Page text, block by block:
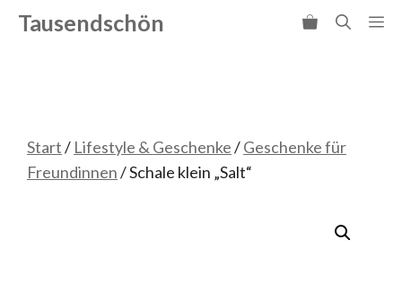
Zum
Inhalt
Tausendschön
Start/ Lifestyle & Geschenke/Geschenke für
Freundinnen/ Schale klein „Salt“